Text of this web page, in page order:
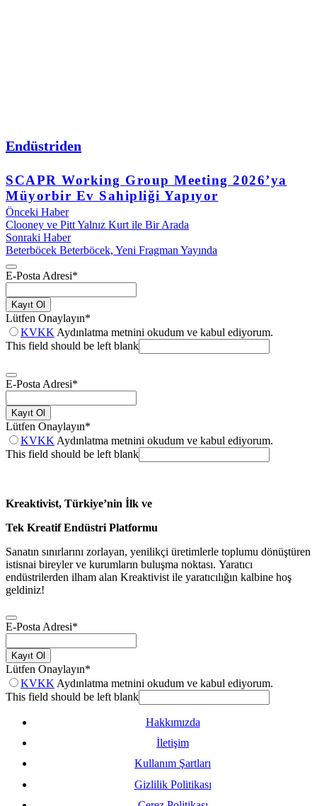
Endüstriden
SCAPR Working Group Meeting 2026’ya
Müyorbir Ev Sahipliği Yapıyor
Önceki Haber
Clooney ve Pitt Yalnız Kurt ile Bir Arada
Sonraki Haber
Beterböcek Beterböcek, Yeni Fragman Yayında
E-Posta Adresi*
Kayıt Ol
Lütfen Onaylayın*
KVKK Aydınlatma metnini okudum ve kabul ediyorum.
This field should be left blank
E-Posta Adresi*
Kayıt Ol
Lütfen Onaylayın*
KVKK Aydınlatma metnini okudum ve kabul ediyorum.
This field should be left blank
Kreaktivist, Türkiye’nin İlk ve
Tek Kreatif Endüstri Platformu
Sanatın sınırlarını zorlayan, yenilikçi üretimlerle toplumu dönüştüren
istisnai bireyler ve kurumların buluşma noktası. Yaratıcı
endüstrilerden ilham alan Kreaktivist ile yaratıcılığın kalbine hoş
geldiniz!
E-Posta Adresi*
Kayıt Ol
Lütfen Onaylayın*
KVKK Aydınlatma metnini okudum ve kabul ediyorum.
This field should be left blank
Hakkımızda
İletişim
Kullanım Şartları
Gizlilik Politikası